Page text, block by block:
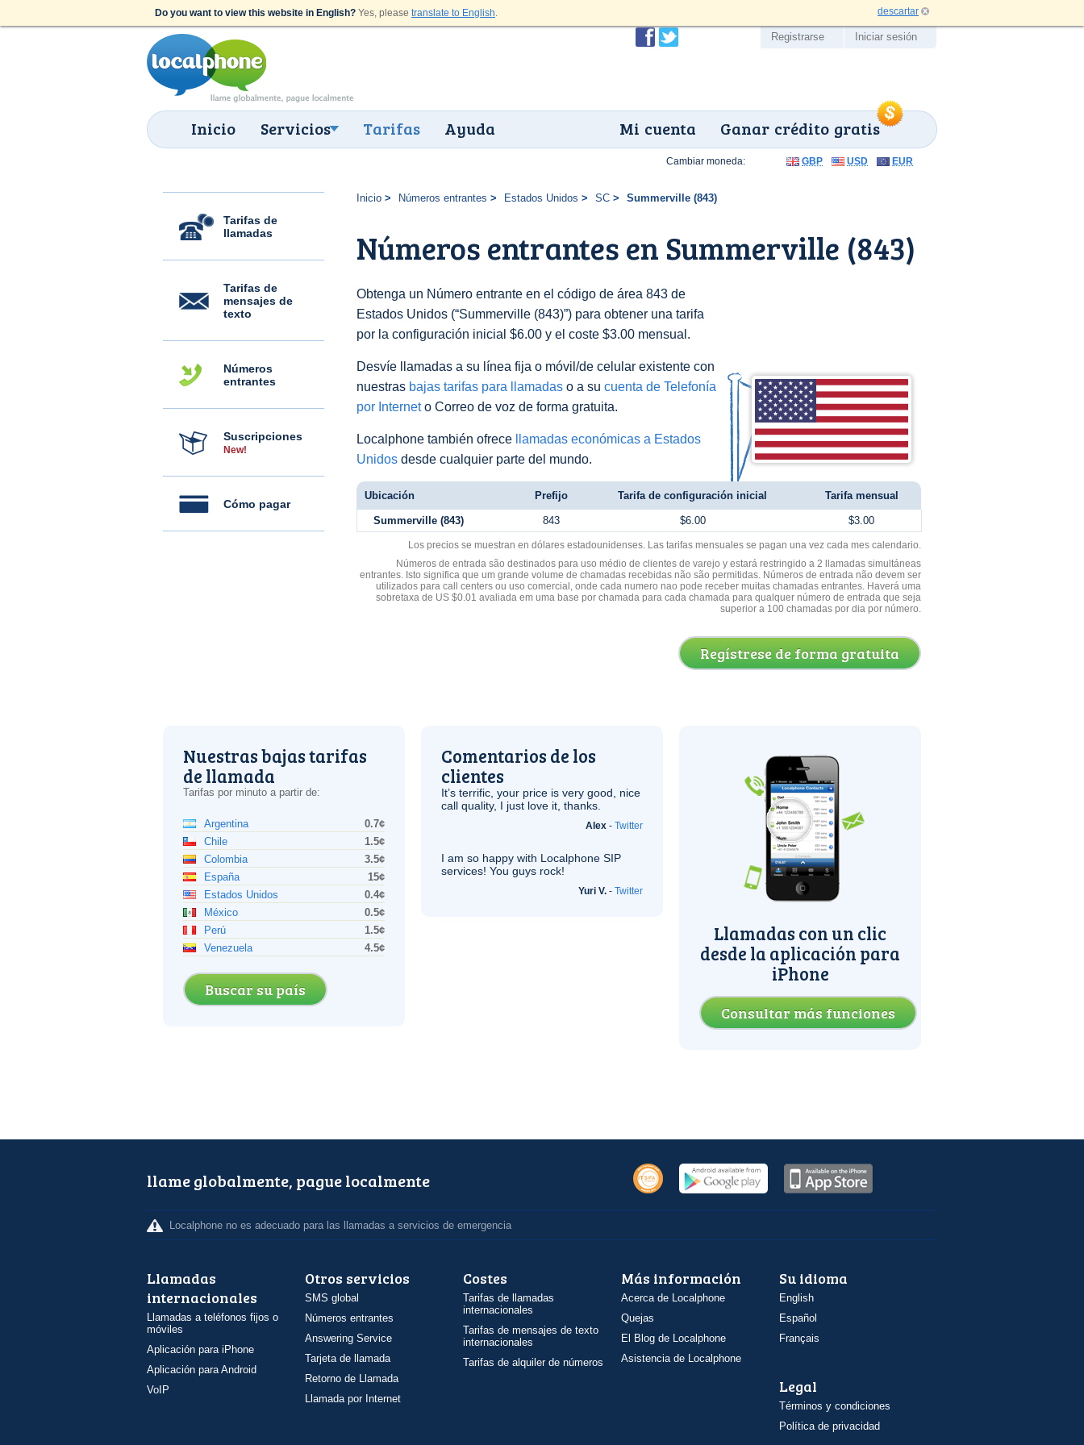
Do you want to view this website in English? Yes, please translate to English. descartar
Inicio Servicios Tarifas Ayuda Ganar crédito gratis
Mi cuenta
Registrarse Iniciar sesión
Tarifas de
llamadas
Tarifas de
mensajes de
texto
Números
entrantes
Suscripciones
New!
Cómo pagar
Inicio Números entrantes Estados Unidos SC Summerville (843)
Números entrantes en Summerville (843)
Obtenga un Número entrante en el código de área 843 de
Estados Unidos (“Summerville (843)”) para obtener una tarifa
por la configuración inicial $6.00 y el coste $3.00 mensual.
Desvíe llamadas a su línea fija o móvil/de celular existente con
nuestras bajas tarifas para llamadas o a su cuenta de Telefonía
por Interneto Correo de voz de forma gratuita.
Localphone también ofrece
llamadas económicas a Estados
Unidos desde cualquier parte del mundo.
Cambiar moneda: GBP USD EUR
Ubicación Prefijo Tarifa de configuración inicial Tarifa mensual
Summerville (843) 843 $6.00 $3.00
Los precios se muestran en dólares estadounidenses. Las tarifas mensuales se pagan una vez cada mes calendario.
Números de entrada são destinados para uso médio de clientes de varejo y estará restringido a 2 llamadas simultáneas
entrantes. Isto significa que um grande volume de chamadas recebidas não são permitidas. Números de entrada não devem ser
utilizados para call centers ou uso comercial, onde cada numero nao pode receber muitas chamadas entrantes. Haverá uma
sobretaxa de US $0.01 avaliada em uma base por chamada para cada chamada para qualquer número de entrada que seja
superior a 100 chamadas por dia por número.
Regístrese de forma gratuita
Nuestras bajas tarifas
de llamada
Tarifas por minuto a partir de:
Argentina
0.7¢
Chile
1.5¢
Colombia
3.5¢
España
15¢
Estados Unidos
0.4¢
México
0.5¢
Perú
1.5¢
Venezuela
4.5¢
Buscar su país
Comentarios de los
clientes
It’s terrific, your price is very good, nice
call quality, I just love it, thanks.
Alex - Twitter
I am so happy with Localphone SIP
services! You guys rock!
Yuri V. - Twitter
Llamadas con un clic
desde la aplicación para
iPhone
Consultar más funciones
llame globalmente, pague localmente
Localphone no es adecuado para las llamadas a servicios de emergencia
Llamadas
internacionales
Llamadas a teléfonos fijos o
móviles
Aplicación para iPhone
Aplicación para Android
VoIP
Otros servicios
SMS global
Números entrantes
Answering Service
Tarjeta de llamada
Retorno de Llamada
Llamada por Internet
Costes
Tarifas de llamadas
internacionales
Tarifas de mensajes de texto
internacionales
Tarifas de alquiler de números
Más información
Acerca de Localphone
Quejas
El Blog de Localphone
Asistencia de Localphone
Su idioma
English
Español
Français
Legal
Términos y condiciones
Política de privacidad